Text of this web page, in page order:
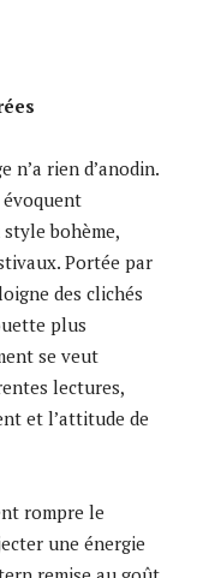
n’a rien d’anodin.
évoquent
bohème,
Portée par
des clichés
plus
se veut
lectures,
et l’attitude de
rompre le
une énergie